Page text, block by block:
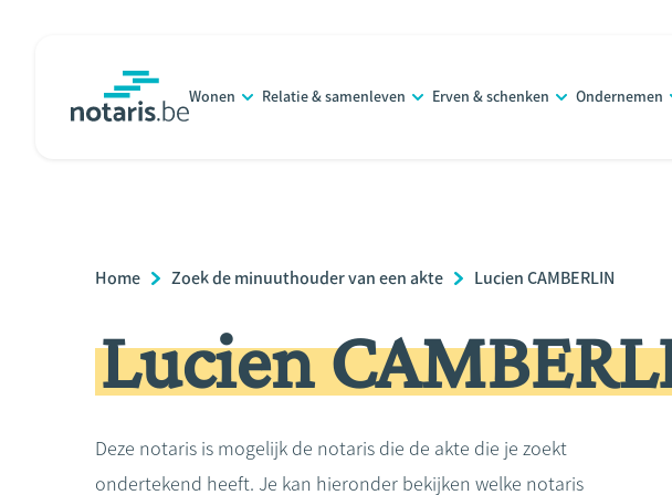
Wonen Relatie & samenleven Erven & schenken Ondernemen
Breadcrumb
Home Zoek de minuuthouder van een akte Lucien CAMBERLIN
Lucien
Deze notaris is mogelijk de notaris die de akte die je zoekt
ondertekend heeft. Je kan hieronder bekijken welke notaris